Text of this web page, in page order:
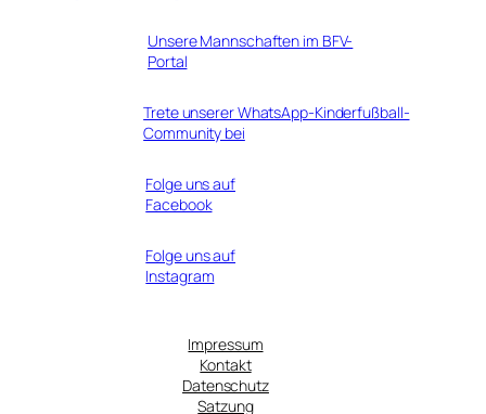
Unsere Mannschaften im BFV-
Portal
Trete unserer WhatsApp-Kinderfußball-
Community bei
Folge uns auf
Facebook
Folge uns auf
Instagram
Impressum
Kontakt
Datenschutz
Satzung